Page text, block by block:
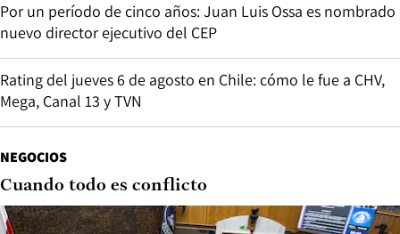
Por un período de cinco años: Juan Luis Ossa es nombrado
nuevo director ejecutivo del CEP
Rating del jueves 6 de agosto en Chile: cómo le fue a CHV,
Mega, Canal 13 y TVN
NEGOCIOS
Cuando todo es conflicto